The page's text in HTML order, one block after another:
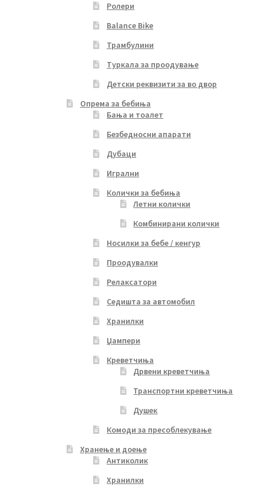
Ролери
Balance Bike
Трамбулини
Туркала за проодување
Детски реквизити за во двор
Опрема за бебиња
Бања и тоалет
Безбедносни апарати
Дубаци
Игрални
Колички за бебиња
Летни колички
Комбинирани колички
Носилки за бебе / кенгур
Проодувалки
Релаксатори
Седишта за автомобил
Хранилки
Џампери
Креветчиња
Дрвени креветчиња
Транспортни креветчиња
Душек
Комоди за пресоблекување
Хранење и доење
Антиколик
Хранилки